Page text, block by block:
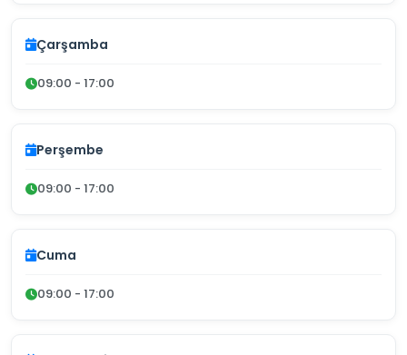
Çarşamba
09:00 - 17:00
Perşembe
09:00 - 17:00
Cuma
09:00 - 17:00